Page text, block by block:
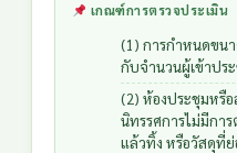
เกณฑ์การตรวจประเมิน
(1) การกำหนดขน
กับจำนวนผู้เข้าปร
(2) ห้องประชุมหรื
นิทรรศการไม่มีกา
แล้วทิ้ง หรือวัสดุที่